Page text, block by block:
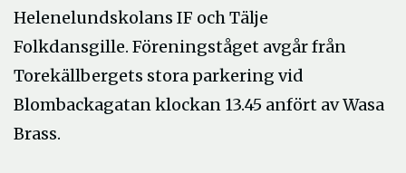
Helenelundskolans IF och Tälje
Folkdansgille. Föreningståget avgår från
Torekällbergets stora parkering vid
Blombackagatan klockan 13.45 anfört av Wasa
Brass.